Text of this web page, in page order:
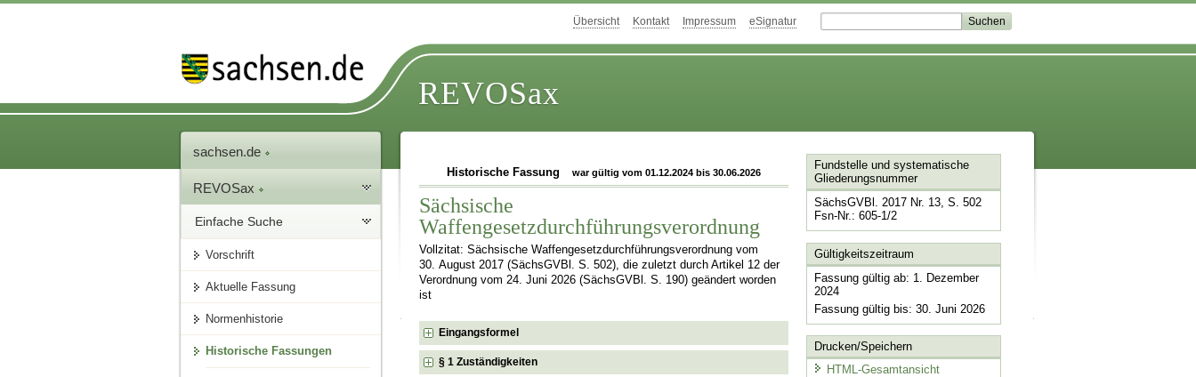
Übersicht Kontakt Impressum eSignatur
REVOSax
sachsen.de
REVOSax
Einfache Suche
Vorschrift
Aktuelle Fassung
Normenhistorie
Historische Fassungen
Historische Fassung war gültig vom 01.12.2024 bis 30.06.2026
Sächsische
Waffengesetzdurchführungsverordnung
Vollzitat: Sächsische Waffengesetzdurchführungsverordnung vom
30. August 2017 (SächsGVBl. S. 502), die zuletzt durch Artikel 12 der
Verordnung vom 24. Juni 2026 (SächsGVBl. S. 190) geändert worden
ist
Eingangsformel
§ 1 Zuständigkeiten
Fundstelle und systematische
Gliederungsnummer
SächsGVBl. 2017 Nr. 13, S. 502
Fsn-Nr.: 605-1/2
Gültigkeitszeitraum
Fassung gültig ab: 1. Dezember
2024
Fassung gültig bis: 30. Juni 2026
Drucken/Speichern
HTML-Gesamtansicht